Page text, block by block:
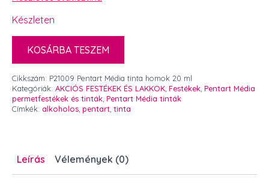
990 Ft.
693 Ft.
Készleten
KOSÁRBA TESZEM
Cikkszám: P21009 Pentart Média tinta homok 20 ml
Kategóriák: AKCIÓS FESTÉKEK ÉS LAKKOK Festékek Pentart Média
permetfestékek és tinták Pentart Média tinták
Címkék: alkoholos pentart tinta
Leírás Vélemények (0)